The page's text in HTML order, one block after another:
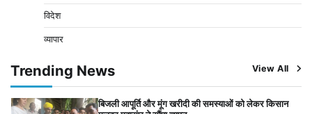
विदेश
व्यापार
Trending News View All
बिजली आपूर्ति और मूंग खरीदी की समस्याओं को लेकर किसान
मजदूर महासंघ ने सौंपा ज्ञापन
Pavan Jat August 8, 2026 0